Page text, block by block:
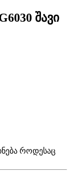
შავი
როდესაც